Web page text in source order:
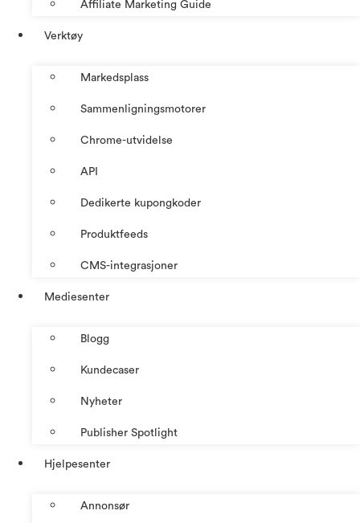
Affiliate Marketing Guide
Verktøy
Markedsplass
Sammenligningsmotorer
Chrome-utvidelse
API
Dedikerte kupongkoder
Produktfeeds
CMS-integrasjoner
Mediesenter
Blogg
Kundecaser
Nyheter
Publisher Spotlight
Hjelpesenter
Annonsør